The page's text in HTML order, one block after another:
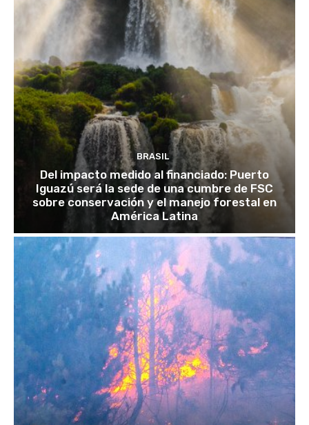
BRASIL
Del impacto medido al financiado: Puerto
Iguazú será la sede de una cumbre de FSC
sobre conservación y el manejo forestal en
América Latina